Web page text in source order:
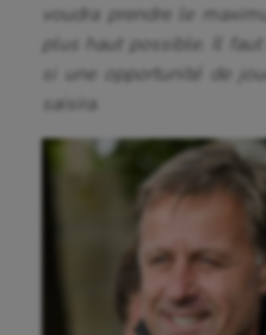
voudra prendre le
plus haut possible. Il faut
si une opportunité de
saisira.